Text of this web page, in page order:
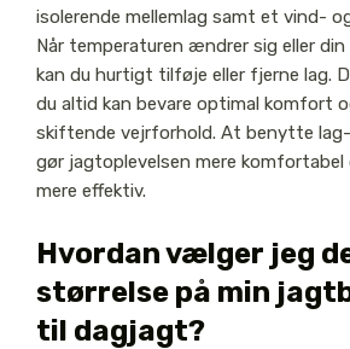
isolerende mellemlag samt et vind-
Når temperaturen ændrer sig eller
kan du hurtigt tilføje eller fjerne lag.
du altid kan bevare optimal komfort
skiftende vejrforhold. At benytte
gør jagtoplevelsen mere
mere effektiv.
Hvordan vælger jeg
størrelse på min
til dagjagt?